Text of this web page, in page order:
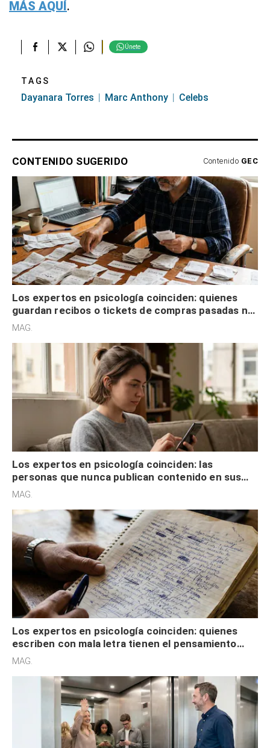
MÁS AQUÍ.
Únete
TAGS
Dayanara Torres Marc Anthony Celebs
CONTENIDO SUGERIDO Contenido GEC
Los expertos en psicología coinciden: quienes
guardan recibos o tickets de compras pasadas no
son acumuladores, sino que tienen necesidad de
MAG.
Los expertos en psicología coinciden: las
personas que nunca publican contenido en sus
redes sociales no pretenden buscar validación
MAG.
Los expertos en psicología coinciden: quienes
escriben con mala letra tienen el pensamiento
acelerado y no lo hacen por desinterés
MAG.